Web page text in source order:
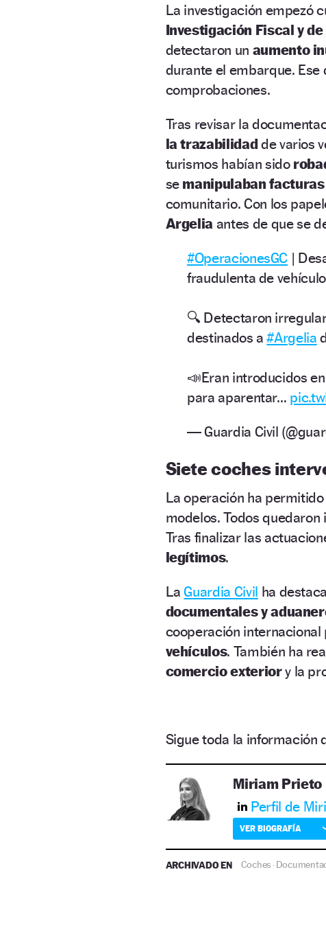
La investigación empezó
Investigación Fiscal y
detectaron un aumento
durante el embarque.
comprobaciones.
Tras revisar la
la trazabilidadde varios
turismos habían sido
se manipulaban
comunitario. Con los
Argelia antes de que se
#OperacionesGC |
fraudulenta de
🔍 Detectaron
destinados a#Argelia
📣Eran introducidos
para aparentar…
— Guardia Civil
Siete coches
La operación ha
modelos. Todos
Tras finalizar las
legítimos.
LaGuardia Civil ha
documentales y
cooperación
vehículos. También ha
comercio exteriory la
Sigue toda la información
Miriam Prieto
Perfil de
VER BIOGRAFÍA
ARCHIVADO EN Coches ·